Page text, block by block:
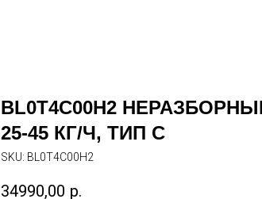
BL0T4C00H2
25-45 КГ/Ч, ТИП C
SKU: BL0T4C00H2
34990,00 р.